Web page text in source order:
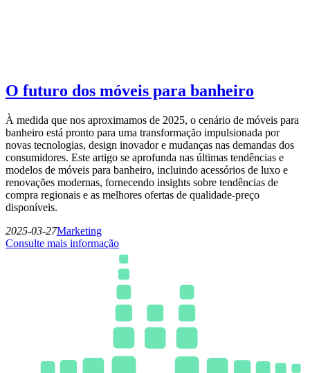
O futuro dos móveis para banheiro
À medida que nos aproximamos de 2025, o cenário de móveis para
banheiro está pronto para uma transformação impulsionada por
novas tecnologias, design inovador e mudanças nas demandas dos
consumidores. Este artigo se aprofunda nas últimas tendências e
modelos de móveis para banheiro, incluindo acessórios de luxo e
renovações modernas, fornecendo insights sobre tendências de
compra regionais e as melhores ofertas de qualidade-preço
disponíveis.
2025-03-27Marketing
Consulte mais informação